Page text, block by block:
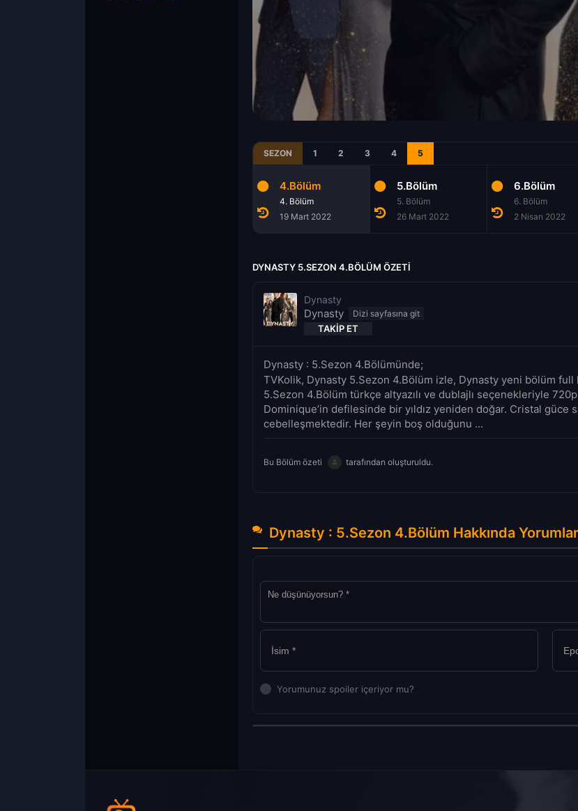
SEZON 1 2 3 4 5
4.Bölüm
4. Bölüm
19 Mart 2022
5.Bölüm
5. Bölüm
26 Mart 2022
6.Bölüm
6. Bölüm
2 Nisan 2022
DYNASTY 5.SEZON 4.BÖLÜM ÖZETI
Dynasty
Dynasty
TAKIP ET
Dynasty : 5.Sezon 4.Bölümünde;
TVKolik, Dynasty 5.Sezon 4.Bölüm izle, Dynasty yeni bölüm full
5.Sezon 4.Bölüm türkçe altyazılı ve dublajlı seçenekleriyle
Dominique’in defilesinde bir yıldız yeniden doğar. Cristal güce
cebelleşmektedir. Her şeyin boş olduğunu ...
Bu Bölüm özeti tarafından oluşturuldu.
Dynasty : 5.Sezon 4.Bölüm Hakkında Yorumlar
Yorumunuz spoiler içeriyor mu?